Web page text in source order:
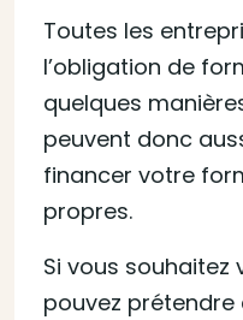
Toutes les
l’obligation de
quelques
peuvent donc
financer votre
propres.
Si vous souhaitez
pouvez prétendre